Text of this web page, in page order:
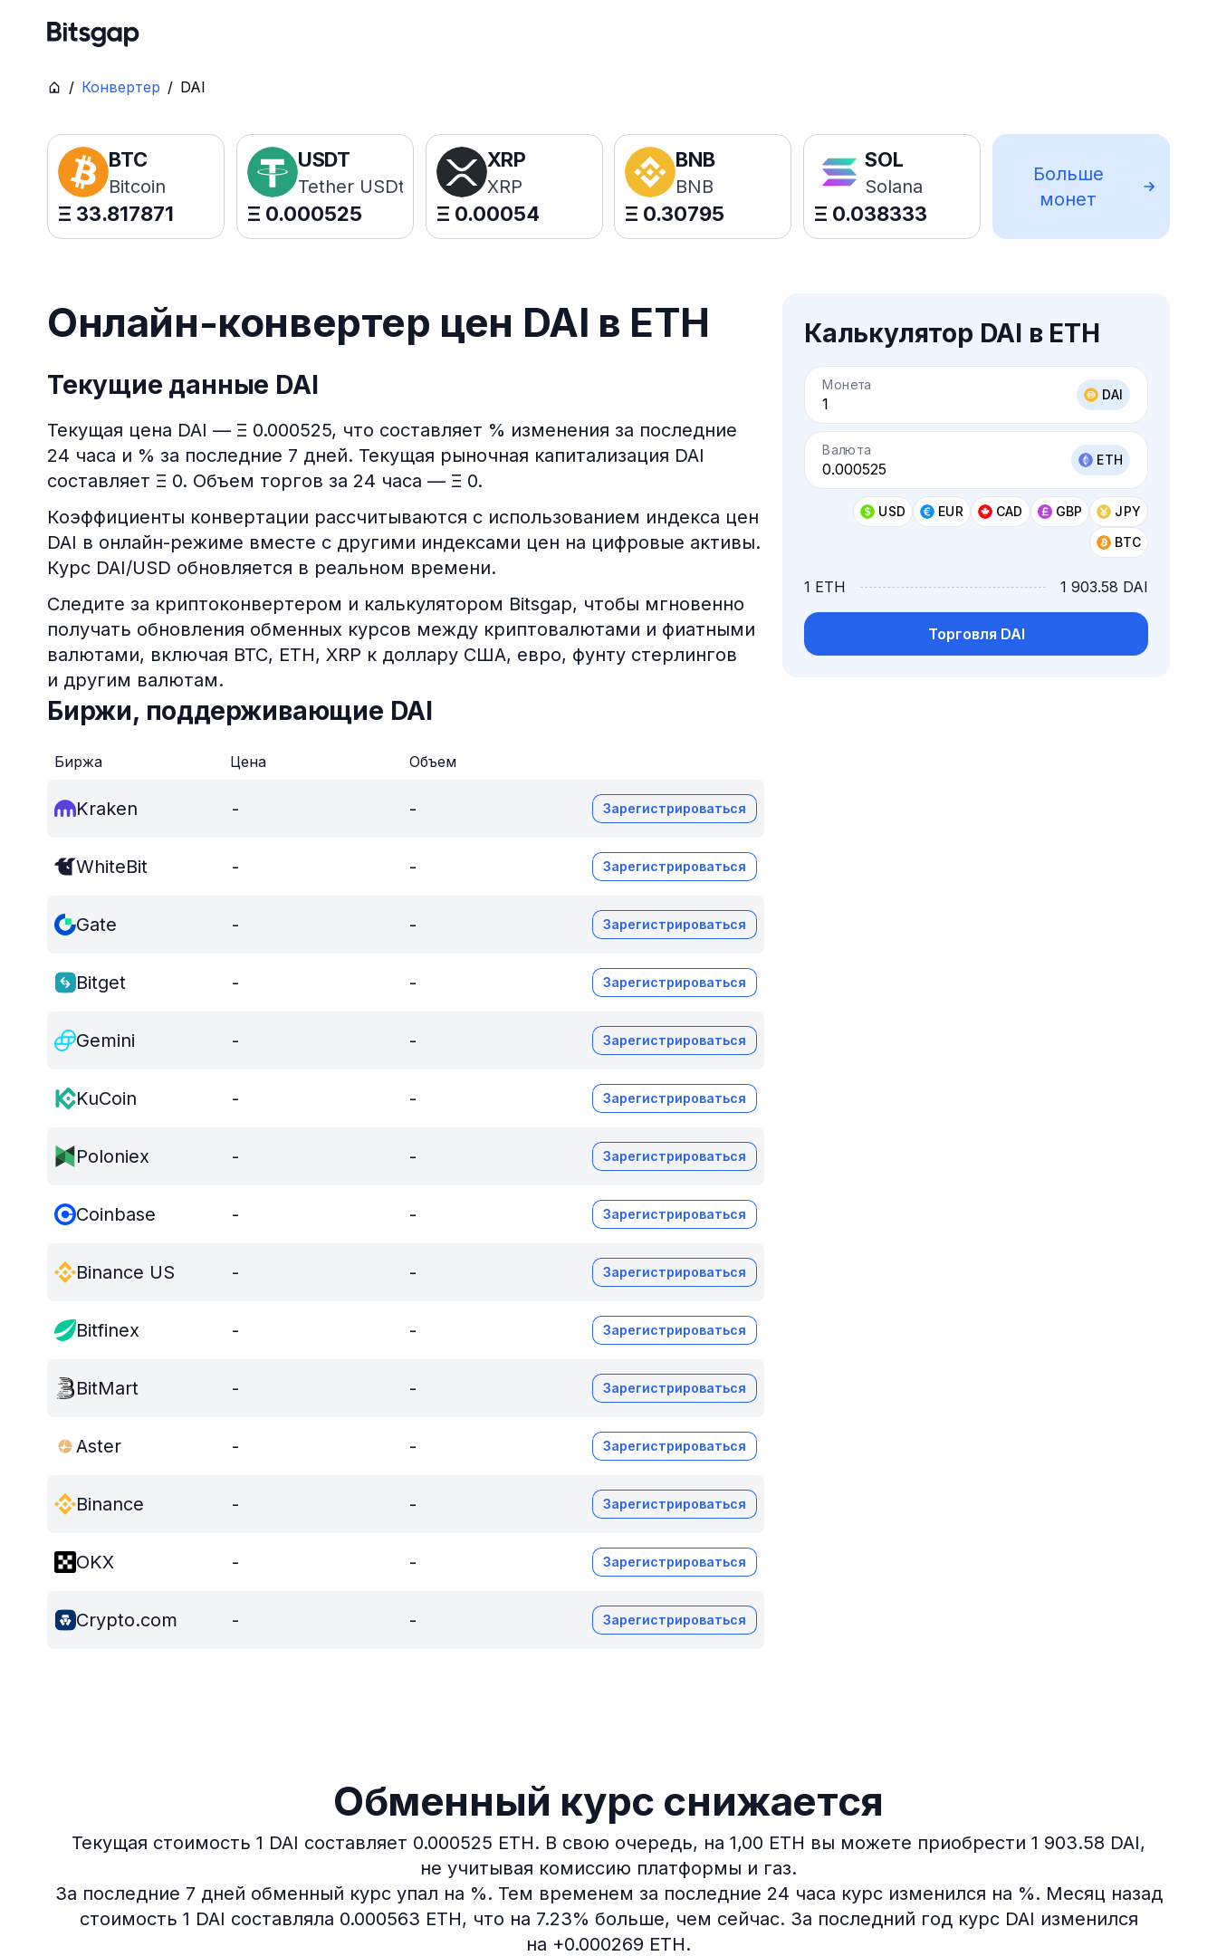
/ Конвертер / DAI
BTC
Bitcoin
Ξ 33.817871
USDT
Tether USDt
Ξ 0.000525
XRP
XRP
Ξ 0.00054
BNB
BNB
Ξ 0.30795
SOL
Solana
Ξ 0.038333
Больше
монет
Онлайн-конвертер цен DAI в ETH Калькулятор DAI в ETH
Монета
DAI
Валюта
ETH
USD EUR CAD GBP
JPY
BTC
1 ETH 1 903.58 DAI
Торговля DAI
Текущие данные DAI
Текущая цена DAI — Ξ 0.000525, что составляет % изменения за последние
24 часа и % за последние 7 дней. Текущая рыночная капитализация DAI
составляет Ξ 0. Объем торгов за 24 часа — Ξ 0.
Коэффициенты конвертации рассчитываются с использованием индекса цен
DAI в онлайн-режиме вместе с другими индексами цен на цифровые активы.
Курс DAI/USD обновляется в реальном времени.
Следите за криптоконвертером и калькулятором Bitsgap, чтобы мгновенно
получать обновления обменных курсов между криптовалютами и фиатными
валютами, включая BTC, ETH, XRP к доллару США, евро, фунту стерлингов
и другим валютам.
Биржи, поддерживающие DAI
Биржа Цена Объем
Kraken - - Зарегистрироваться
WhiteBit - - Зарегистрироваться
Gate - - Зарегистрироваться
Bitget - - Зарегистрироваться
Gemini - - Зарегистрироваться
KuCoin - - Зарегистрироваться
Poloniex - - Зарегистрироваться
Coinbase - - Зарегистрироваться
Binance US - - Зарегистрироваться
Bitfinex - - Зарегистрироваться
BitMart - - Зарегистрироваться
Aster - - Зарегистрироваться
Binance - - Зарегистрироваться
OKX - - Зарегистрироваться
Crypto.com - - Зарегистрироваться
Обменный курс снижается
Текущая стоимость 1 DAI составляет 0.000525 ETH. В свою очередь, на 1,00 ETH вы можете приобрести 1 903.58 DAI,
не учитывая комиссию платформы и газ.
За последние 7 дней обменный курс упал на %. Тем временем за последние 24 часа курс изменился на %. Месяц назад
стоимость 1 DAI составляла 0.000563 ETH, что на 7.23% больше, чем сейчас. За последний год курс DAI изменился
на +0.000269 ETH.